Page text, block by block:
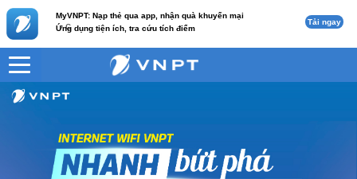
MyVNPT: Nạp thẻ qua app, nhận quà khuyến mại
Ứng dụng tiện ích, tra cứu tích điểm
c Tải ngay
VNPT HomeTV 3 (2 Mesh)